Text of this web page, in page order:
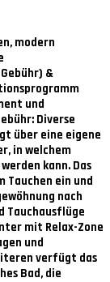
modern
&
und
Diverse
über eine eigene
in welchem
kann. Das
Tauchen ein und
nach
Tauchausflüge
mit Relax-Zone
und
verfügt das
Bad, die